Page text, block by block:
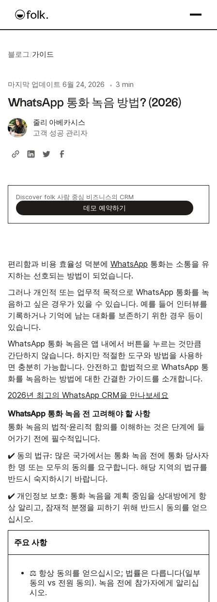
블로그/가이드
마지막 업데이트 6월 24, 2026 • 3 min
WhatsApp 통화 녹음 방법? (2026)
줄리 아베카시스
고객 성공 관리자
Discover folk 사람 중심 비즈니스의 CRM
데모 예약하기
편리함과 비용 효율성 덕분에 WhatsApp 통화는 소통을 유
지하는 선호되는 방법이 되었습니다.
그러나 개인적 또는 업무적 목적으로 WhatsApp 통화를 녹
음하고 싶은 경우가 있을 수 있습니다. 예를 들어 인터뷰를
기록하거나 기억에 남는 대화를 보존하기 위한 경우 등이
있습니다.
WhatsApp 통화 녹음은 앱 내에서 버튼을 누르는 것만큼
간단하지 않습니다. 하지만 적절한 도구와 방법을 사용하
면 충분히 가능합니다. 안전하고 합법적으로 WhatsApp 통
화를 녹음하는 방법에 대한 간결한 가이드를 소개합니다.
2026년 최고의 WhatsApp CRM을 만나보세요
WhatsApp 통화 녹음 전 고려해야 할 사항
통화 녹음의 법적·윤리적 함의를 이해하는 것은 단계에 들
어가기 전에 필수적입니다.
✔️ 동의 법규: 많은 국가에서는 통화 녹음 전에 통화 당사자
한 명 또는 모두의 동의를 요구합니다. 해당 지역의 법규를
반드시 숙지하시기 바랍니다.
✔️ 개인정보 보호: 통화 녹음을 계획 중임을 상대방에게 항
상 알리고, 잠재적 분쟁을 피하기 위해 반드시 동의를 얻으
십시오.
주요 사항
⚖️ 항상 동의를 얻으십시오; 법률은 다릅니다(일부
동의 vs 전원 동의). 녹음 전에 참가자에게 알리십
시오.